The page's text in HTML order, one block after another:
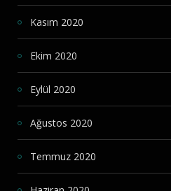
Kasım 2020
Ekim 2020
Eylül 2020
Ağustos 2020
Temmuz 2020